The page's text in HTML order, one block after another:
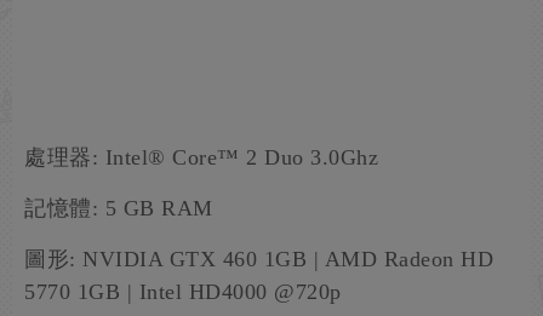
處理器: Intel® Core™ 2 Duo 3.0Ghz
記憶體: 5 GB RAM
圖形: NVIDIA GTX 460 1GB | AMD Radeon HD
5770 1GB | Intel HD4000 @720p